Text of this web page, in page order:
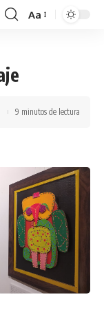
Aa
9 minutos de lectura